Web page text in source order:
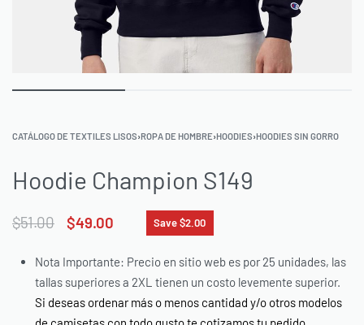
CATÁLOGO DE TEXTILES LISOS›ROPA DE HOMBRE›HOODIES›HOODIES SIN GORRO
Hoodie Champion S149
$51.00 $49.00 Save $2.00
Nota Importante: Precio en sitio web es por 25 unidades, las
tallas superiores a 2XL tienen un costo levemente superior.
Si deseas ordenar más o menos cantidad y/o otros modelos